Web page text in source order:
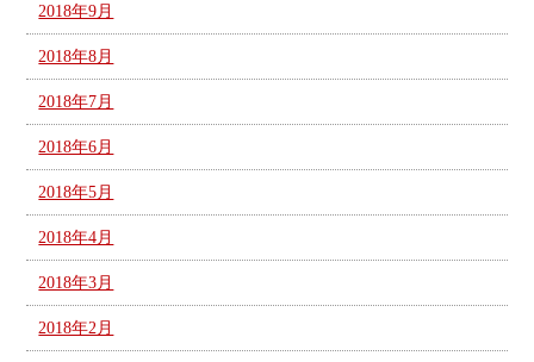
2018年9月
2018年8月
2018年7月
2018年6月
2018年5月
2018年4月
2018年3月
2018年2月